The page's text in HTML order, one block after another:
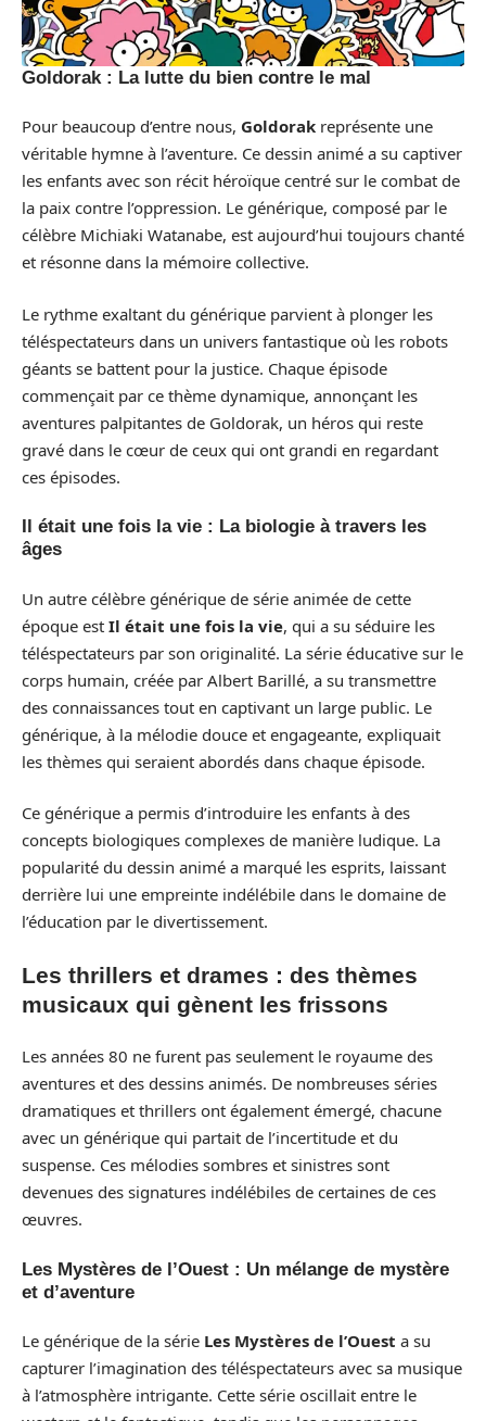
Goldorak : La lutte du bien contre le mal
Pour beaucoup d’entre nous, Goldorak représente une
véritable hymne à l’aventure. Ce dessin animé a su captiver
les enfants avec son récit héroïque centré sur le combat de
la paix contre l’oppression. Le générique, composé par le
célèbre Michiaki Watanabe, est aujourd’hui toujours chanté
et résonne dans la mémoire collective.
Le rythme exaltant du générique parvient à plonger les
téléspectateurs dans un univers fantastique où les robots
géants se battent pour la justice. Chaque épisode
commençait par ce thème dynamique, annonçant les
aventures palpitantes de Goldorak, un héros qui reste
gravé dans le cœur de ceux qui ont grandi en regardant
ces épisodes.
Il était une fois la vie : La biologie à travers les
âges
Un autre célèbre générique de série animée de cette
époque est Il était une fois la vie, qui a su séduire les
téléspectateurs par son originalité. La série éducative sur le
corps humain, créée par Albert Barillé, a su transmettre
des connaissances tout en captivant un large public. Le
générique, à la mélodie douce et engageante, expliquait
les thèmes qui seraient abordés dans chaque épisode.
Ce générique a permis d’introduire les enfants à des
concepts biologiques complexes de manière ludique. La
popularité du dessin animé a marqué les esprits, laissant
derrière lui une empreinte indélébile dans le domaine de
l’éducation par le divertissement.
Les thrillers et drames : des thèmes
musicaux qui gènent les frissons
Les années 80 ne furent pas seulement le royaume des
aventures et des dessins animés. De nombreuses séries
dramatiques et thrillers ont également émergé, chacune
avec un générique qui partait de l’incertitude et du
suspense. Ces mélodies sombres et sinistres sont
devenues des signatures indélébiles de certaines de ces
œuvres.
Les Mystères de l’Ouest : Un mélange de mystère
et d’aventure
Le générique de la série Les Mystères de l’Ouest a su
capturer l’imagination des téléspectateurs avec sa musique
à l’atmosphère intrigante. Cette série oscillait entre le